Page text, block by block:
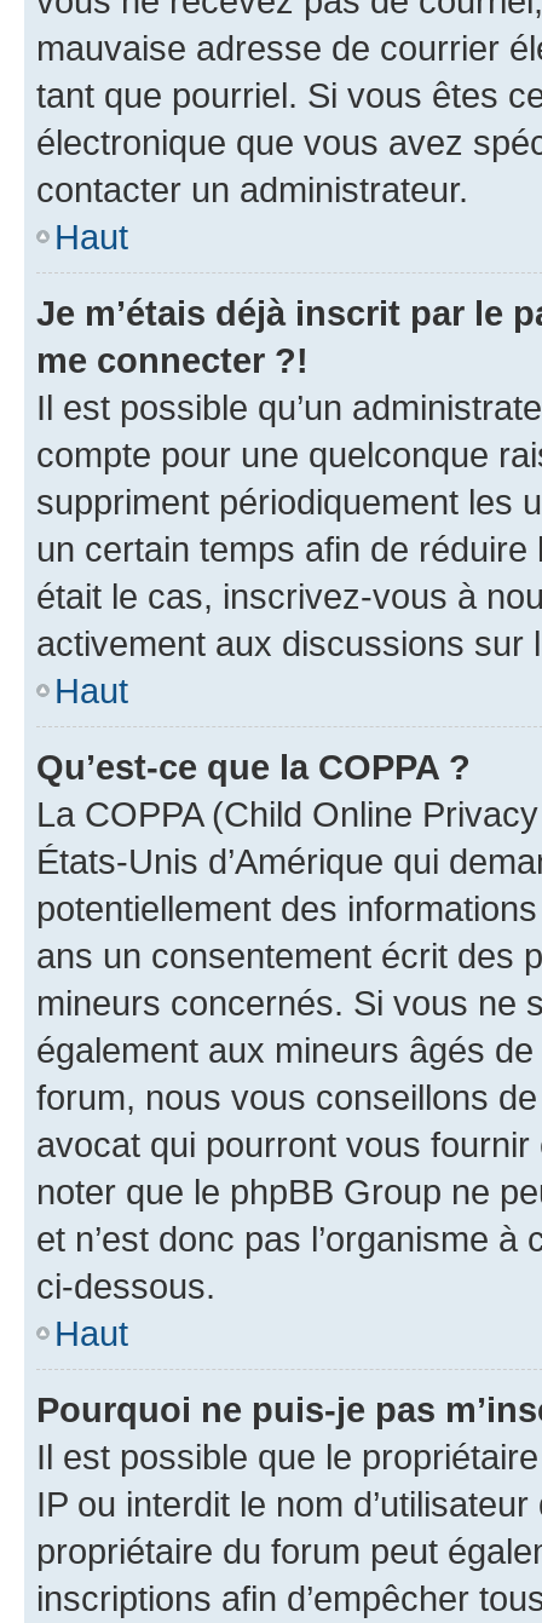
mauvaise adresse de courrier
tant que pourriel. Si vous êtes
électronique que vous avez
contacter un administrateur.
Haut
Je m’étais déjà inscrit par le
me connecter ?!
Il est possible qu’un
compte pour une quelconque
suppriment périodiquement les
un certain temps afin de
était le cas, inscrivez-vous à
activement aux discussions sur
Haut
Qu’est-ce que la COPPA ?
La COPPA (Child Online
États-Unis d’Amérique qui
potentiellement des
ans un consentement écrit des
mineurs concernés. Si vous ne
également aux mineurs âgés
forum, nous vous conseillons
avocat qui pourront vous
noter que le phpBB Group ne
et n’est donc pas l’organisme
ci-dessous.
Haut
Pourquoi ne puis-je pas
Il est possible que le
IP ou interdit le nom
propriétaire du forum peut
inscriptions afin d’empêcher